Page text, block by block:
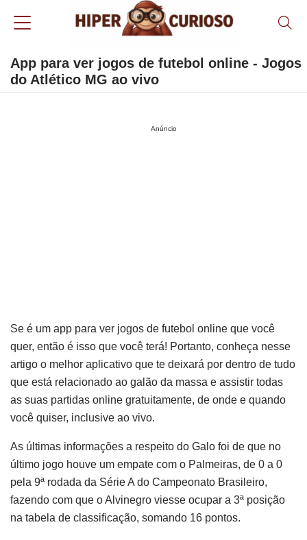
App para ver jogos de futebol online - Jogos
do Atlético MG ao vivo
Anúncio
Se é um app para ver jogos de futebol online que você
quer, então é isso que você terá! Portanto, conheça nesse
artigo o melhor aplicativo que te deixará por dentro de tudo
que está relacionado ao galão da massa e assistir todas
as suas partidas online gratuitamente, de onde e quando
você quiser, inclusive ao vivo.
As últimas informações a respeito do Galo foi de que no
último jogo houve um empate com o Palmeiras, de 0 a 0
pela 9ª rodada da Série A do Campeonato Brasileiro,
fazendo com que o Alvinegro viesse ocupar a 3ª posição
na tabela de classificação, somando 16 pontos.